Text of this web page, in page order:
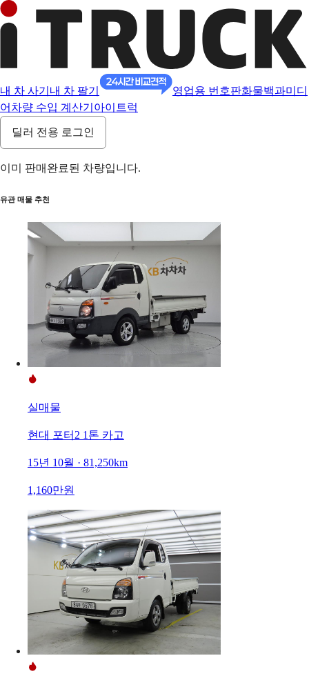
내 차 사기 내 차 팔기 영업용 번호판화물백과미디
어 차량 수입 계산기 아이트럭
딜러 전용 로그인
이미 판매완료된 차량입니다.
유관 매물 추천
실매물
현대 포터2 1톤 카고
15년 10월 · 81,250km
1,160만원